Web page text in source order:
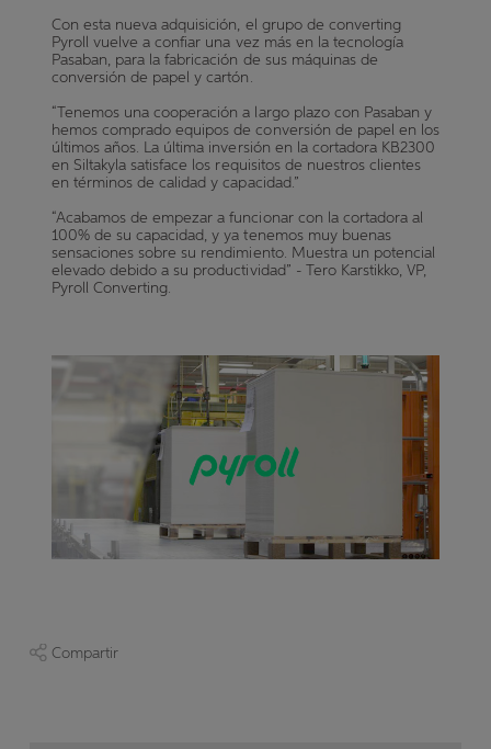
Con esta nueva adquisición, el grupo de converting
Pyroll vuelve a confiar una vez más en la tecnología
Pasaban, para la fabricación de sus máquinas de
conversión de papel y cartón.
“Tenemos una cooperación a largo plazo con Pasaban y
hemos comprado equipos de conversión de papel en los
últimos años. La última inversión en la cortadora KB2300
en Siltakyla satisface los requisitos de nuestros clientes
en términos de calidad y capacidad.”
“Acabamos de empezar a funcionar con la cortadora al
100% de su capacidad, y ya tenemos muy buenas
sensaciones sobre su rendimiento. Muestra un potencial
elevado debido a su productividad” - Tero Karstikko, VP,
Pyroll Converting.
Compartir